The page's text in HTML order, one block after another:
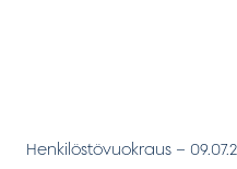
Henkilöstövuokraus –